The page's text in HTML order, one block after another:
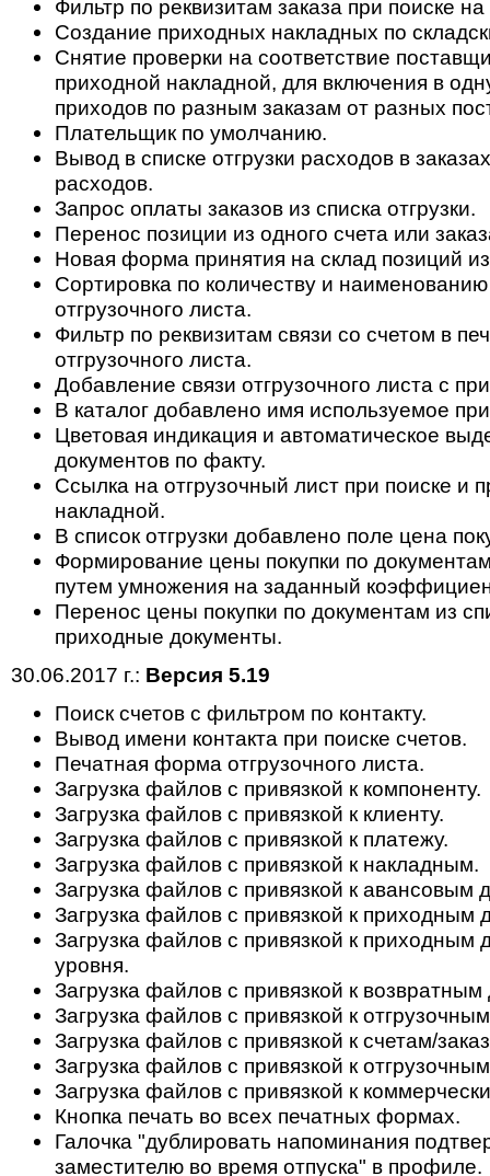
Фильтр по реквизитам заказа при поиске
Создание приходных накладных по
Снятие проверки на соответствие
приходной накладной, для включения в
приходов по разным заказам от разных
Плательщик по умолчанию.
Вывод в списке отгрузки расходов в
расходов.
Запрос оплаты заказов из списка отгрузки.
Перенос позиции из одного счета или
Новая форма принятия на склад позиций из
Сортировка по количеству и
отгрузочного листа.
Фильтр по реквизитам связи со счетом в
отгрузочного листа.
Добавление связи отгрузочного листа с
В каталог добавлено имя используемое
Цветовая индикация и автоматическое
документов по факту.
Ссылка на отгрузочный лист при поиске и
накладной.
В список отгрузки добавлено поле цена
Формирование цены покупки по документам
путем умножения на заданный
Перенос цены покупки по документам из
приходные документы.
30.06.2017 г.: Версия 5.19
Поиск счетов с фильтром по контакту.
Вывод имени контакта при поиске счетов.
Печатная форма отгрузочного листа.
Загрузка файлов с привязкой к компоненту.
Загрузка файлов с привязкой к клиенту.
Загрузка файлов с привязкой к платежу.
Загрузка файлов с привязкой к накладным.
Загрузка файлов с привязкой к авансовым
Загрузка файлов с привязкой к приходным
Загрузка файлов с привязкой к приходным
уровня.
Загрузка файлов с привязкой к
Загрузка файлов с привязкой к
Загрузка файлов с привязкой к счетам/
Загрузка файлов с привязкой к
Загрузка файлов с привязкой к
Кнопка печать во всех печатных формах.
Галочка "дублировать напоминания
заместителю во время отпуска" в профиле.